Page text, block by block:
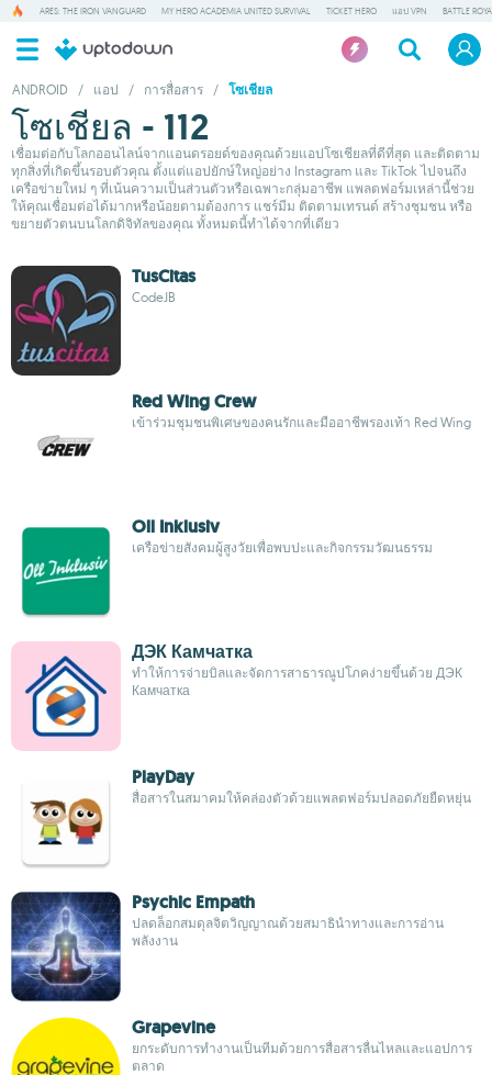
ARES: THE IRON VANGUARD MY HERO ACADEMIA UNITED SURVIVAL TICKET HERO แอป VPN BATTLE
ANDROID / แอป / การสื่อสาร / โซเชียล
โซเชียล - 112
เชื่อมต่อกับโลกออนไลน์จากแอนดรอยด์ของคุณด้วยแอปโซเชียลที่ดีที่สุด และติดตาม
ทุกสิ่งที่เกิดขึ้นรอบตัวคุณ ตั้งแต่แอปยักษ์ใหญ่อย่าง Instagram และ TikTok ไปจนถึง
เครือข่ายใหม่ ๆ ที่เน้นความเป็นส่วนตัวหรือเฉพาะกลุ่มอาชีพ แพลตฟอร์มเหล่านี้ช่วย
ให้คุณเชื่อมต่อได้มากหรือน้อยตามต้องการ แชร์มีม ติดตามเทรนด์ สร้างชุมชน หรือ
ขยายตัวตนบนโลกดิจิทัลของคุณ ทั้งหมดนี้ทำได้จากที่เดียว
TusCitas
CodeJB
Red Wing Crew
เข้าร่วมชุมชนพิเศษของคนรักและมืออาชีพรองเท้า Red Wing
Oll Inklusiv
เครือข่ายสังคมผู้สูงวัยเพื่อพบปะและกิจกรรมวัฒนธรรม
ДЭК Камчатка
ทำให้การจ่ายบิลและจัดการสาธารณูปโภคง่ายขึ้นด้วย ДЭК
Камчатка
PlayDay
สื่อสารในสมาคมให้คล่องตัวด้วยแพลตฟอร์มปลอดภัยยืดหยุ่น
Psychic Empath
ปลดล็อกสมดุลจิตวิญญาณด้วยสมาธินำทางและการอ่าน
พลังงาน
Grapevine
ยกระดับการทำงานเป็นทีมด้วยการสื่อสารลื่นไหลและแอปการ
ตลาด